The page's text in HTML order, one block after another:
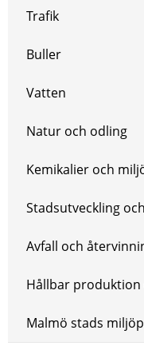
Trafik
Buller
Vatten
Natur och odling
Kemikalier och
Stadsutveckling
Avfall och
Hållbar
Malmö stads